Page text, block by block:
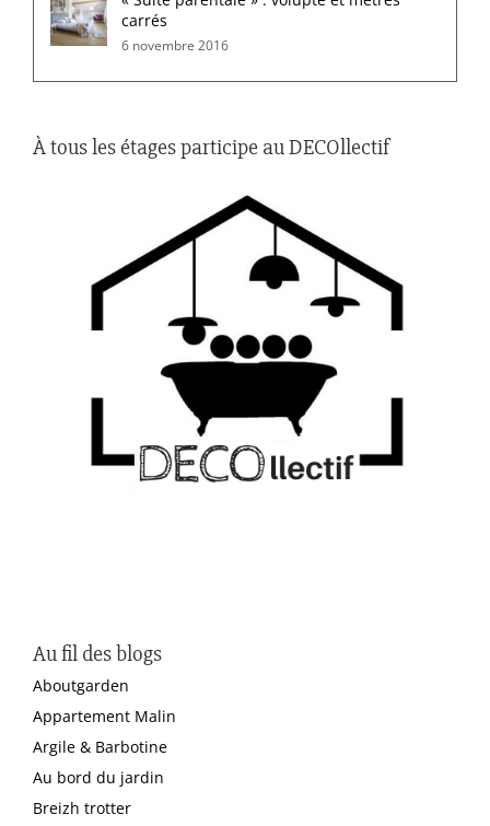
carrés
6 novembre 2016
À tous les étages participe au DECOllectif
Au fil des blogs
Aboutgarden
Appartement Malin
Argile & Barbotine
Au bord du jardin
Breizh trotter